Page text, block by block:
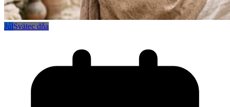
JúlSvätec dňa